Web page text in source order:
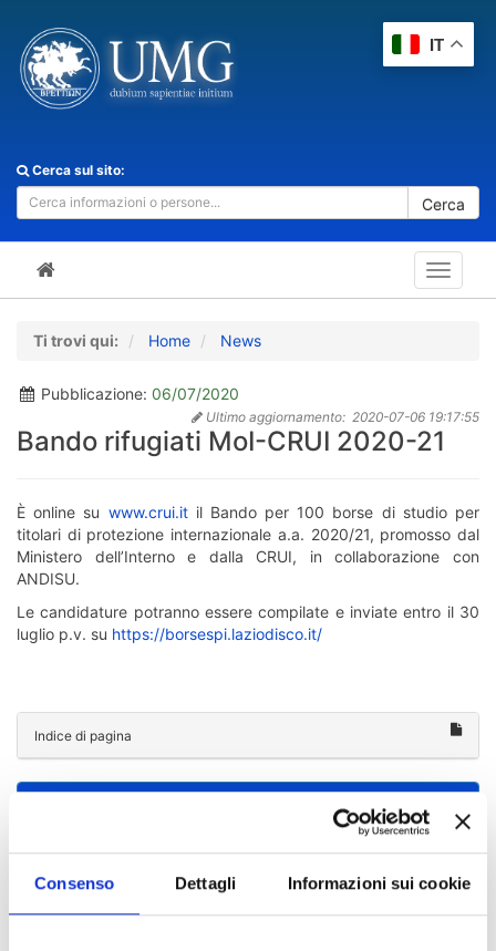
Consenso Dettagli Informazioni sui cookie
Cerca sul sito:
Cerca
Toggle
Ti trovi qui: Home News
Pubblicazione: 06/07/2020
Ultimo aggiornamento: 2020-07-06 19:17:55
Bando rifugiati MoI-CRUI 2020-21
È online su www.crui.itil Bando per 100 borse di studio per
titolari di protezione internazionale a.a. 2020/21, promosso dal
Ministero dell’Interno e dalla CRUI, in collaborazione con
ANDISU.
Le candidature potranno essere compilate e inviate entro il 30
luglio p.v. su https://borsespi.laziodisco.it/
Indice di pagina
Futuro Studente
Studente Iscritto
IT